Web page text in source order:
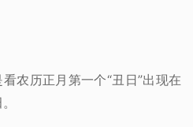
农历正月第一个“丑日”出现在